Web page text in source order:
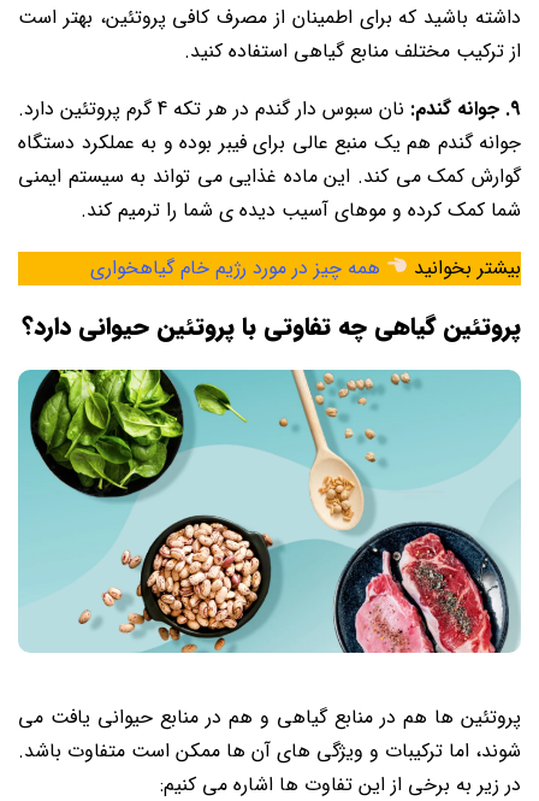
داشته باشید که برای اطمینان از مصرف کافی پروتئین، بهتر است
از ترکیب مختلف منابع گیاهی استفاده کنید.
9. جوانه گندم:
نان سبوس دار گندم در هر تکه 4 گرم پروتئین دارد.
جوانه گندم هم یک منبع عالی برای فیبر بوده و به عملکرد دستگاه
گوارش کمک می کند. این ماده غذایی می تواند به سیستم ایمنی
شما کمک کرده و موهای آسیب دیده ی شما را ترمیم کند.
بیشتر بخوانید
همه چیز در مورد رژیم خام گیاهخواری
پروتئین گیاهی چه تفاوتی با پروتئین حیوانی دارد؟
پروتئین‌ ها هم در منابع گیاهی و هم در منابع حیوانی یافت می‌
شوند، اما ترکیبات و ویژگی‌ های آن ‌ها ممکن است متفاوت باشد.
در زیر به برخی از این تفاوت‌ ها اشاره می‌ کنیم: